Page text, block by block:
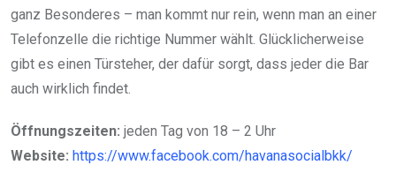
ganz Besonderes – man kommt nur rein, wenn man an einer
Telefonzelle die richtige Nummer wählt. Glücklicherweise
gibt es einen Türsteher, der dafür sorgt, dass jeder die Bar
auch wirklich findet.
Öffnungszeiten: jeden Tag von 18 – 2 Uhr
Website: https://www.facebook.com/havanasocialbkk/